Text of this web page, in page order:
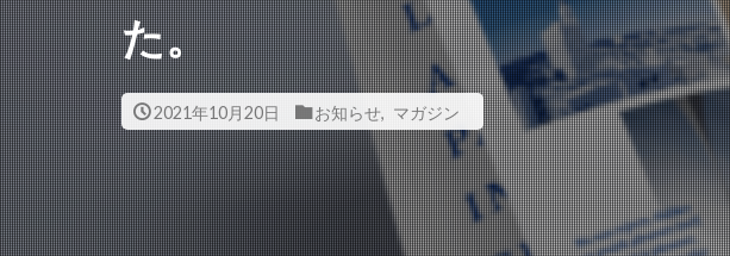
た。
2021年10月20日 お知らせ マガジン